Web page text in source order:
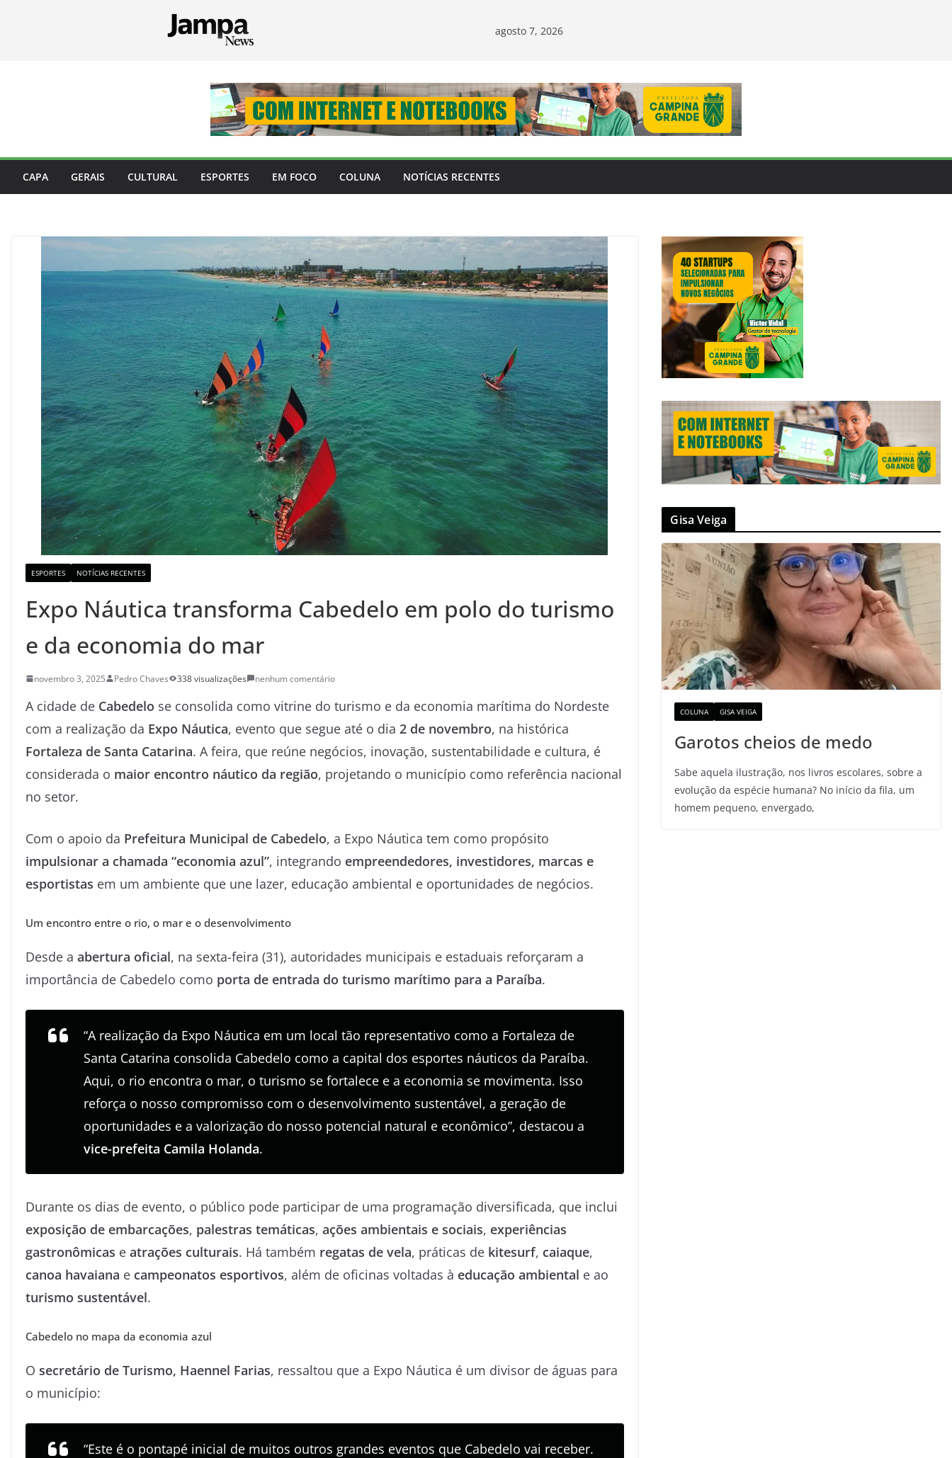
agosto 7, 2026
CAPA GERAIS CULTURAL ESPORTES EM FOCO COLUNA NOTÍCIAS RECENTES
ESPORTES NOTÍCIAS RECENTES
Expo Náutica transforma Cabedelo em polo do turismo
e da economia do mar
novembro 3, 2025 Pedro Chaves 338 visualizações nenhum comentário
A cidade de Cabedelo se consolida como vitrine do turismo e da economia marítima do Nordeste
com a realização da Expo Náutica, evento que segue até o dia 2 de novembro, na histórica
Fortaleza de Santa Catarina. A feira, que reúne negócios, inovação, sustentabilidade e cultura, é
considerada o maior encontro náutico da região, projetando o município como referência nacional
no setor.
Com o apoio da Prefeitura Municipal de Cabedelo, a Expo Náutica tem como propósito
impulsionar a chamada “economia azul”, integrando empreendedores, investidores, marcas e
esportistas em um ambiente que une lazer, educação ambiental e oportunidades de negócios.
Um encontro entre o rio, o mar e o desenvolvimento
Desde a abertura oficial, na sexta-feira (31), autoridades municipais e estaduais reforçaram a
importância de Cabedelo como porta de entrada do turismo marítimo para a Paraíba.
“A realização da Expo Náutica em um local tão representativo como a Fortaleza de
Santa Catarina consolida Cabedelo como a capital dos esportes náuticos da Paraíba.
Aqui, o rio encontra o mar, o turismo se fortalece e a economia se movimenta. Isso
reforça o nosso compromisso com o desenvolvimento sustentável, a geração de
oportunidades e a valorização do nosso potencial natural e econômico”, destacou a
vice-prefeita Camila Holanda.
Durante os dias de evento, o público pode participar de uma programação diversificada, que inclui
exposição de embarcações, palestras temáticas, ações ambientais e sociais, experiências
gastronômicas e atrações culturais. Há também regatas de vela, práticas de kitesurf, caiaque,
canoa havaiana e campeonatos esportivos, além de oficinas voltadas à educação ambiental e ao
turismo sustentável.
Cabedelo no mapa da economia azul
O secretário de Turismo, Haennel Farias, ressaltou que a Expo Náutica é um divisor de águas para
o município:
“Este é o pontapé inicial de muitos outros grandes eventos que Cabedelo vai receber.
Gisa Veiga
COLUNA GISA VEIGA
Garotos cheios de medo
Sabe aquela ilustração, nos livros escolares, sobre a
evolução da espécie humana? No início da fila, um
homem pequeno, envergado,